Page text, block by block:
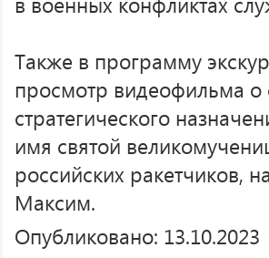
Также в программу
просмотр видеофильма о
стратегического
имя святой
российских ракетчиков,
Максим.
Опубликовано: 13.10.2023